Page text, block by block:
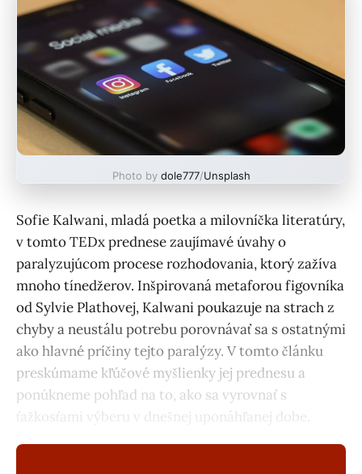
Photo by dole777/Unsplash
Sofie Kalwani, mladá poetka a milovníčka literatúry,
v tomto TEDx prednese zaujímavé úvahy o
paralyzujúcom procese rozhodovania, ktorý zažíva
mnoho tínedžerov. Inšpirovaná metaforou figovníka
od Sylvie Plathovej, Kalwani poukazuje na strach z
chyby a neustálu potrebu porovnávať sa s ostatnými
ako hlavné príčiny tejto paralýzy. V tomto článku
preskúmame kľúčové myšlienky jej prednesu a
ponúkneme pohľad na to, ako sa vyrovnať s
ťažkosťami výberu v dnešnej uponáhľanej dobe.